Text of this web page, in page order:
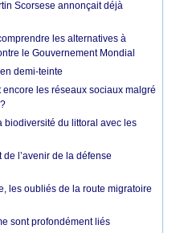
Scorsese annonçait déjà
les alternatives à
le Gouvernement Mondial
demi-teinte
les réseaux sociaux malgré
biodiversité du littoral avec les
l’avenir de la défense
les oubliés de la route migratoire
sont profondément liés